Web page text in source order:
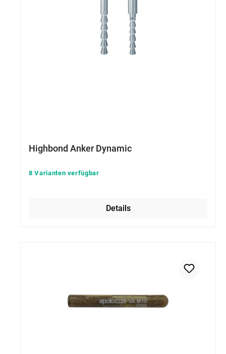
Highbond Anker Dynamic
8 Varianten verfügbar
Details